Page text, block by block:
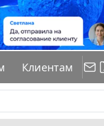
Клиентам